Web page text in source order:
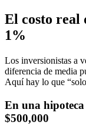
El costo real
1%
Los inversionistas a
diferencia de media
Aquí hay lo que
En una
$500,000